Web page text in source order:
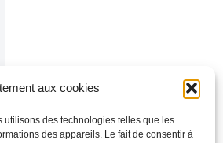
aux cookies
utilisons des technologies telles que les
des appareils. Le fait de consentir à